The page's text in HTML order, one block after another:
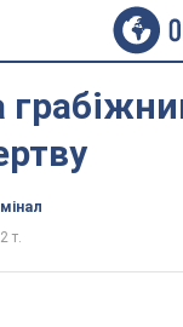
т.